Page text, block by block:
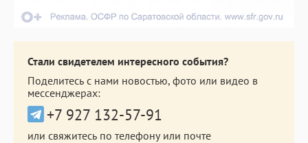
Стали свидетелем интересного события?
Поделитесь с нами новостью, фото или видео в
мессенджерах:
+7 927 132-57-91
или свяжитесь по телефону или почте